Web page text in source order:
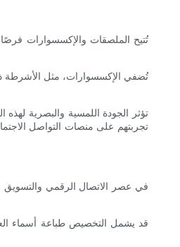
تُتيح الملصقات والإكسسوارات فرصًا
تُضفي الإكسسوارات، مثل الأشرطة
تؤثر الجودة اللمسية والبصرية
تجربتهم على منصات التواصل
في عصر الاتصال الرقمي والتسويق
قد يشمل التخصيص طباعة أسماء